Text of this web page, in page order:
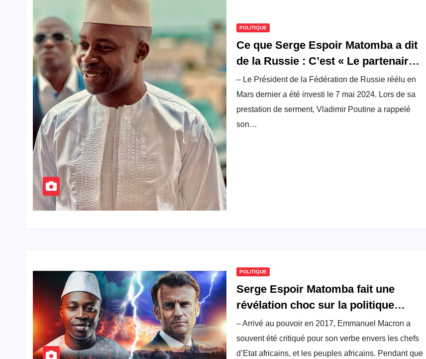
POLITIQUE
Ce que Serge Espoir Matomba a dit
de la Russie : C’est « Le partenaire
qu’il faut » à l’Afrique
– Le Président de la Fédération de Russie réélu en
Mars dernier a été investi le 7 mai 2024. Lors de sa
prestation de serment, Vladimir Poutine a rappelé
son…
POLITIQUE
Serge Espoir Matomba fait une
révélation choc sur la politique
d’Emmanuel Macron
– Arrivé au pouvoir en 2017, Emmanuel Macron a
souvent été critiqué pour son verbe envers les chefs
d’Etat africains, et les peuples africains. Pendant que